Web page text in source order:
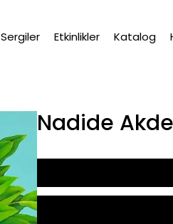
Sergiler Etkinlikler Katalog
Nadide